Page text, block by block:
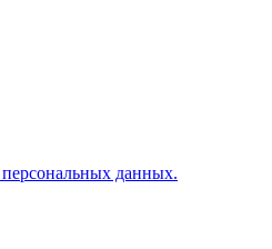
персональных данных.